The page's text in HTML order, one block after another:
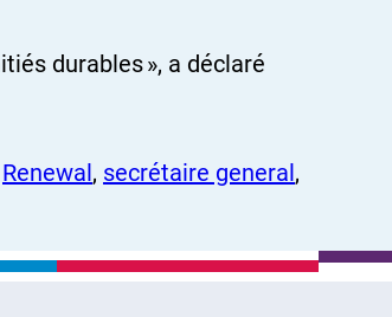
durables », a déclaré
Renewal , secrétaire general